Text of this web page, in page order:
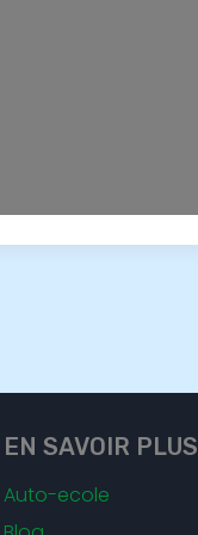
EN SAVOIR PLUS
Auto-ecole